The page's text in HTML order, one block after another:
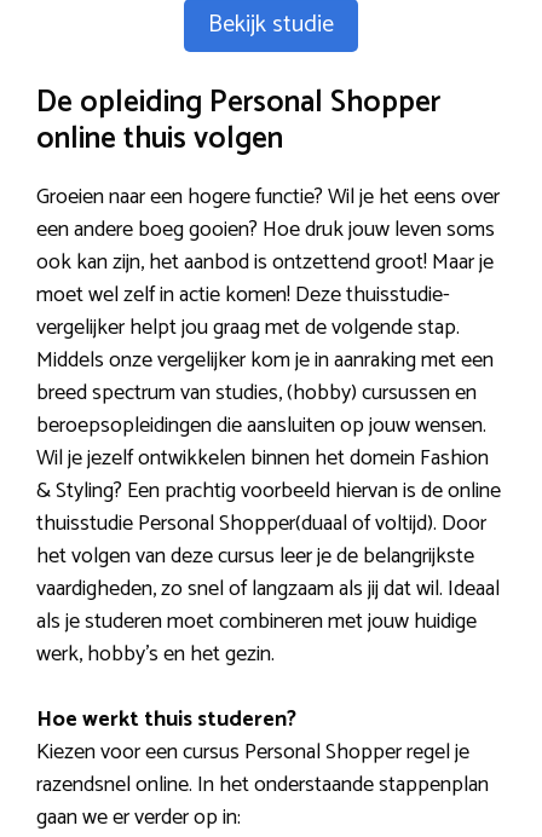
Bekijk studie
De opleiding Personal Shopper
online thuis volgen
Groeien naar een hogere functie? Wil je het eens over
een andere boeg gooien? Hoe druk jouw leven soms
ook kan zijn, het aanbod is ontzettend groot! Maar je
moet wel zelf in actie komen! Deze thuisstudie-
vergelijker helpt jou graag met de volgende stap.
Middels onze vergelijker kom je in aanraking met een
breed spectrum van studies, (hobby) cursussen en
beroepsopleidingen die aansluiten op jouw wensen.
Wil je jezelf ontwikkelen binnen het domein Fashion
& Styling? Een prachtig voorbeeld hiervan is de online
thuisstudie Personal Shopper(duaal of voltijd). Door
het volgen van deze cursus leer je de belangrijkste
vaardigheden, zo snel of langzaam als jij dat wil. Ideaal
als je studeren moet combineren met jouw huidige
werk, hobby’s en het gezin.
Hoe werkt thuis studeren?
Kiezen voor een cursus Personal Shopper regel je
razendsnel online. In het onderstaande stappenplan
gaan we er verder op in: